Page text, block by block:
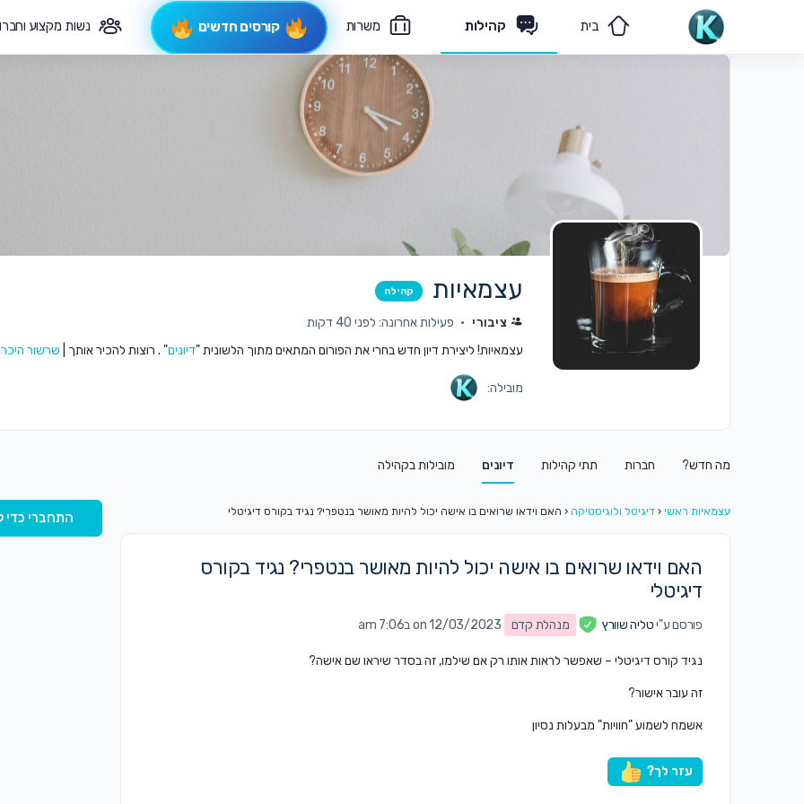
בית קהילות משרות קורסים חדשים נשות מקצוע
פיקוח תורני
עצמאיות קהילה
ציבורי
פעילות אחרונה: לפני 40 דקות
עצמאיות! ליצירת דיון חדש בחרי את הפורום המתאים מתוך הלשונית "דיונים" . רוצות להכיר אותך | שרשור
מובילה:
מה חדש? חברות תתי קהילות דיונים מובילות בקהילה
עצמאיות ראשי ‹ דיגיטל ולוגיסטיקה ‹ האם וידאו שרואים בו אישה יכול להיות מאושר בנטפרי? נגיד בקורס דיגיטלי
האם וידאו שרואים בו אישה יכול להיות מאושר בנטפרי? נגיד בקורס
דיגיטלי
פורסם ע"יטליה שוורץ מנהלת קדם on 12/03/2023 ב7:06 am
נגיד קורס דיגיטלי – שאפשר לראות אותו רק אם שילמו, זה בסדר שיראו שם אישה?
זה עובר אישור?
אשמח לשמוע "חוויות" מבעלות נסיון
עזר לך?
התחברי כדי